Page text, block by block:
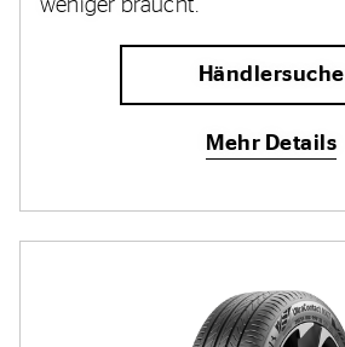
weniger braucht.
Händlersuche
Mehr Details